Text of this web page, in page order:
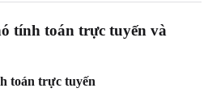
tính toán trực tuyến và
toán trực tuyến